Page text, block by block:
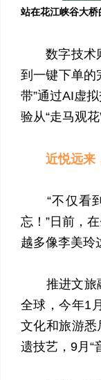
站在花江峡谷大
数字技术则
到一键下单的
带”通过AI虚
验从“走马观花
近悦远来，
“不仅看到
忘！”日前，
越多像李美玲
推进文旅融
全球，今年1
文化和旅游悉
遗技艺，9月